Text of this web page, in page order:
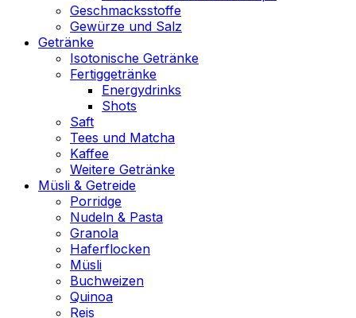
Geschmacksstoffe
Gewürze und Salz
Getränke
Isotonische Getränke
Fertiggetränke
Energydrinks
Shots
Saft
Tees und Matcha
Kaffee
Weitere Getränke
Müsli & Getreide
Porridge
Nudeln & Pasta
Granola
Haferflocken
Müsli
Buchweizen
Quinoa
Reis